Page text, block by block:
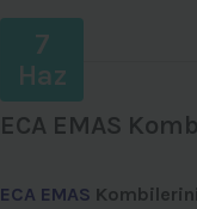
7
Haz
ECA EMAS
ECA EMAS